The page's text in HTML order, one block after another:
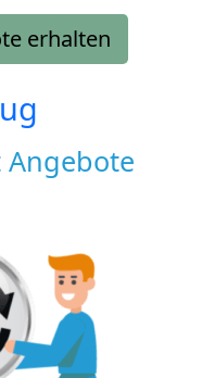
erhalten
Angebote